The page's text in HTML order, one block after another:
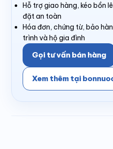
Hỗ trợ giao hàng, kéo bồn
đặt an toàn
Hóa đơn, chứng từ, bảo
trình và hộ gia đình
Gọi tư vấn bán hàng
Xem thêm tại